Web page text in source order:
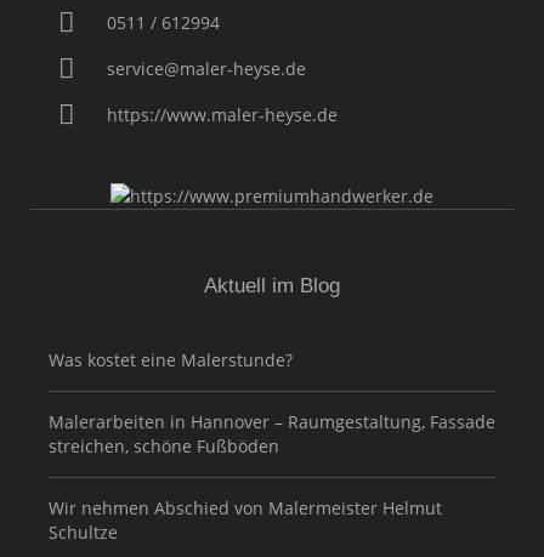
0511 / 612994
service@maler-heyse.de
https://www.maler-heyse.de
Aktuell im Blog
Was kostet eine Malerstunde?
Malerarbeiten in Hannover – Raumgestaltung, Fassade
streichen, schöne Fußböden
Wir nehmen Abschied von Malermeister Helmut
Schultze